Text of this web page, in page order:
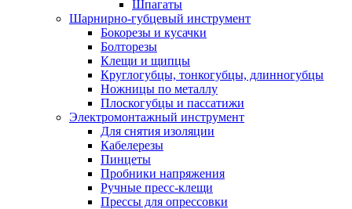
Шпагаты
Шарнирно-губцевый инструмент
Бокорезы и кусачки
Болторезы
Клещи и щипцы
Круглогубцы, тонкогубцы, длинногубцы
Ножницы по металлу
Плоскогубцы и пассатижи
Электромонтажный инструмент
Для снятия изоляции
Кабелерезы
Пинцеты
Пробники напряжения
Ручные пресс-клещи
Прессы для опрессовки